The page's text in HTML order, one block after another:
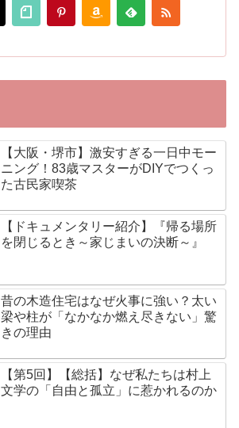
【大阪・堺市】激安すぎる一日中モー
ニング！83歳マスターがDIYでつくっ
た古民家喫茶
【ドキュメンタリー紹介】『帰る場所
を閉じるとき～家じまいの決断～』
昔の木造住宅はなぜ火事に強い？太い
梁や柱が「なかなか燃え尽きない」驚
きの理由
【第5回】【総括】なぜ私たちは村上
文学の「自由と孤立」に惹かれるのか